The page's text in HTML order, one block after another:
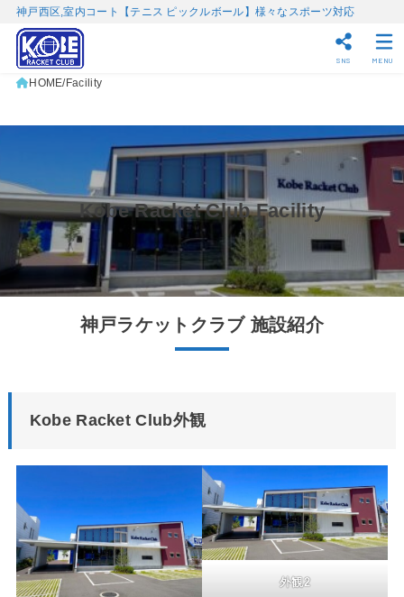
神戸西区,室内コート【テニス ピックルボール】様々なスポーツ対応
SNS MENU
HOME Facility
Kobe Racket Club Facility
神戸ラケットクラブ 施設紹介
Kobe Racket Club外観
外観2